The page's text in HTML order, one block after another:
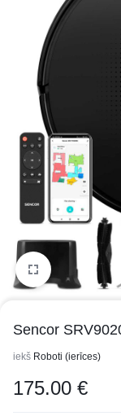
Sencor
iekš Roboti (ierīces)
175.00 €